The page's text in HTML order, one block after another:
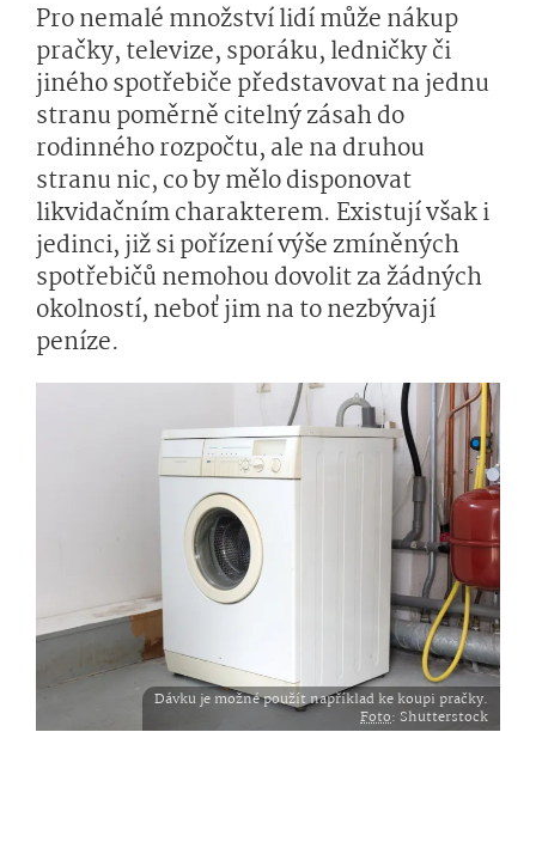
Pro nemalé množství lidí může nákup
pračky, televize, sporáku, ledničky či
jiného spotřebiče představovat na jednu
stranu poměrně citelný zásah do
rodinného rozpočtu, ale na druhou
stranu nic, co by mělo disponovat
likvidačním charakterem. Existují však i
jedinci, již si pořízení výše zmíněných
spotřebičů nemohou dovolit za žádných
okolností, neboť jim na to nezbývají
peníze.
Dávku je možné použít například ke koupi pračky.
Foto: Shutterstock